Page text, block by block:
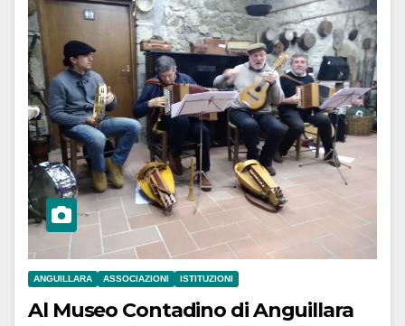
ANGUILLARA ASSOCIAZIONI ISTITUZIONI
Al Museo Contadino di Anguillara